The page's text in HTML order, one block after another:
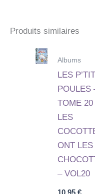
Produits similaires
Albums
LES
POULES
TOME 20
LES
ONT LES
– VOL20
10,95€